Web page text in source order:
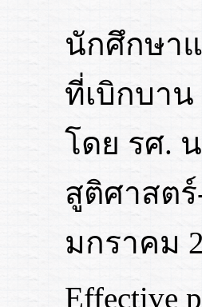
นักศึกษา
ที่เบิกบาน
โดย รศ.
สูติศาสต
มกราคม
Effective